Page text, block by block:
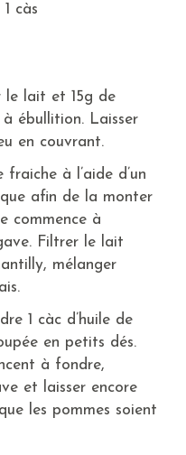
càs
le lait et 15g de
à ébullition. Laisser
en couvrant.
à l’aide d’un
afin de la monter
commence à
Filtrer le lait
mélanger
1 càc d’huile de
en petits dés.
à fondre,
et laisser encore
les pommes soient